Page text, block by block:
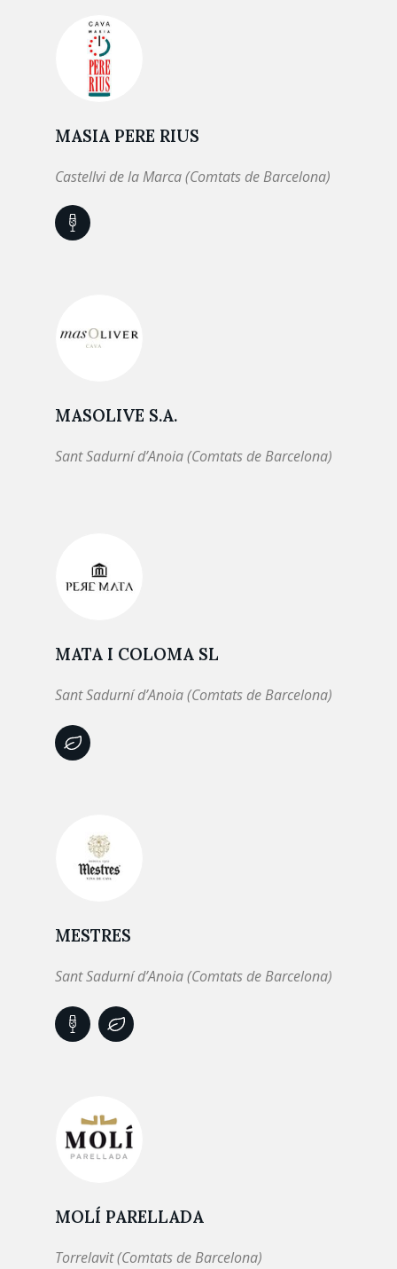
MASIA PERE RIUS
Castellvi de la Marca (Comtats de Barcelona)
MASOLIVE S.A.
Sant Sadurní d’Anoia (Comtats de Barcelona)
MATA I COLOMA SL
Sant Sadurní d’Anoia (Comtats de Barcelona)
MESTRES
Sant Sadurní d’Anoia (Comtats de Barcelona)
MOLÍ PARELLADA
Torrelavit (Comtats de Barcelona)